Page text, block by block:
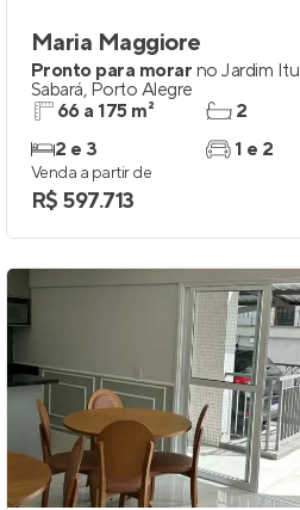
Maria Maggiore
Pronto para morar no Jardim Itu
Sabará, Porto Alegre
66 a 175 m²
2 e 3
2
1 e 2
Venda a partir de
R$ 597.713